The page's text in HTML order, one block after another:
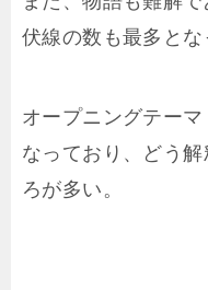
伏線の数も最多とな
オープニングテー
なっており、どう
ろが多い。